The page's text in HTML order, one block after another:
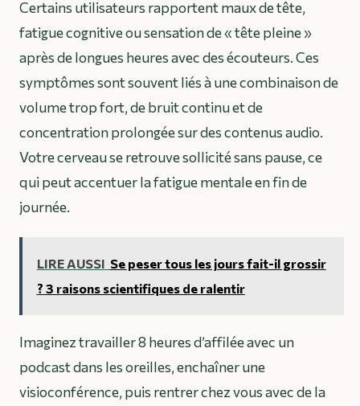
Certains utilisateurs rapportent maux de tête,
fatigue cognitive ou sensation de « tête pleine »
après de longues heures avec des écouteurs. Ces
symptômes sont souvent liés à une combinaison de
volume trop fort, de bruit continu et de
concentration prolongée sur des contenus audio.
Votre cerveau se retrouve sollicité sans pause, ce
qui peut accentuer la fatigue mentale en fin de
journée.
LIRE AUSSI Se peser tous les jours fait-il grossir
? 3 raisons scientifiques de ralentir
Imaginez travailler 8 heures d’affilée avec un
podcast dans les oreilles, enchaîner une
visioconférence, puis rentrer chez vous avec de la